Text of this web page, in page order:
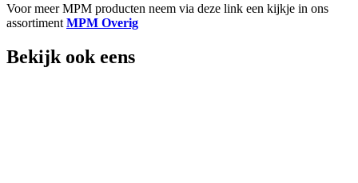
Voor meer MPM producten neem via deze link een kijkje in ons
assortiment MPM Overig
Bekijk ook eens